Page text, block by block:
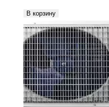
В корзину